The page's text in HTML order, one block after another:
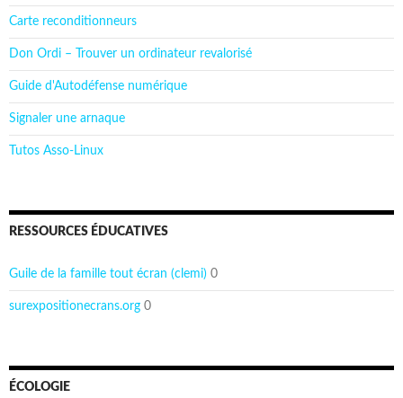
Carte reconditionneurs
Don Ordi – Trouver un ordinateur revalorisé
Guide d'Autodéfense numérique
Signaler une arnaque
Tutos Asso-Linux
RESSOURCES ÉDUCATIVES
Guile de la famille tout écran (clemi) 0
surexpositionecrans.org 0
ÉCOLOGIE